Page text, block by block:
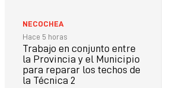
NECOCHEA
Hace 5 horas
Trabajo en conjunto entre
la Provincia y el Municipio
para reparar los techos de
la Técnica 2